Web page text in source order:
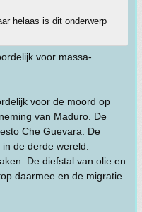
helaas is dit onderwerp
voor massa-
voor de moord op
van Maduro. De
Che Guevara. De
de derde wereld.
De diefstal van olie en
daarmee en de migratie